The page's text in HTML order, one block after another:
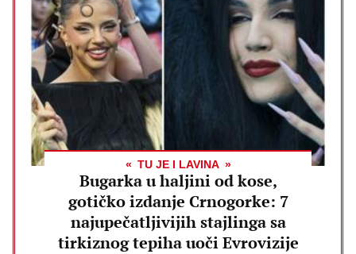
TU JE I LAVINA
Bugarka u haljini od kose,
gotičko izdanje Crnogorke: 7
najupečatljivijih stajlinga sa
tirkiznog tepiha uoči Evrovizije